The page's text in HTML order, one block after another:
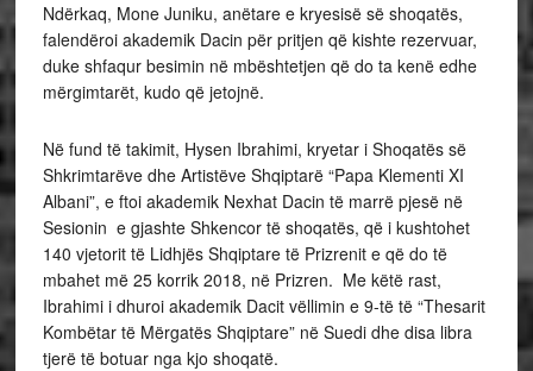
Ndërkaq, Mone Juniku, anëtare e kryesisë së shoqatës,
falendëroi akademik Dacin për pritjen që kishte rezervuar,
duke shfaqur besimin në mbështetjen që do ta kenë edhe
mërgimtarët, kudo që jetojnë.
Në fund të takimit, Hysen Ibrahimi, kryetar i Shoqatës së
Shkrimtarëve dhe Artistëve Shqiptarë “Papa Klementi XI
Albani”, e ftoi akademik Nexhat Dacin të marrë pjesë në
Sesionin e gjashte Shkencor të shoqatës, që i kushtohet
140 vjetorit të Lidhjës Shqiptare të Prizrenit e që do të
mbahet më 25 korrik 2018, në Prizren. Me këtë rast,
Ibrahimi i dhuroi akademik Dacit vëllimin e 9-të të “Thesarit
Kombëtar të Mërgatës Shqiptare” në Suedi dhe disa libra
tjerë të botuar nga kjo shoqatë.